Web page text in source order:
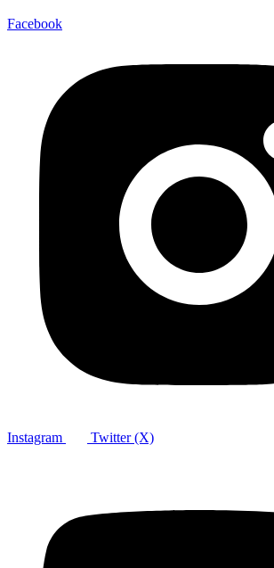
Facebook
Instagram Twitter (X)